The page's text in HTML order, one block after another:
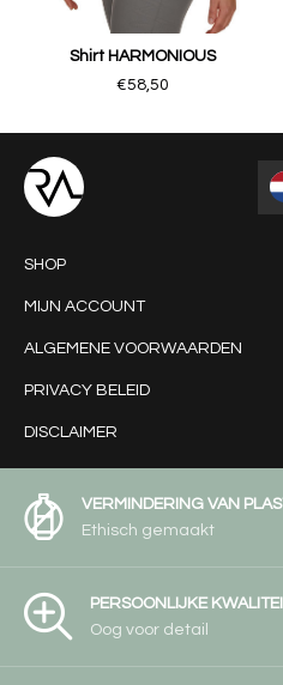
Shirt HARMONIOUS
€58,50
SHOP
MIJN ACCOUNT
ALGEMENE VOORWAARDEN
PRIVACY BELEID
DISCLAIMER
VERMINDERING VAN
Ethisch gemaakt
PERSOONLIJKE
Oog voor detail